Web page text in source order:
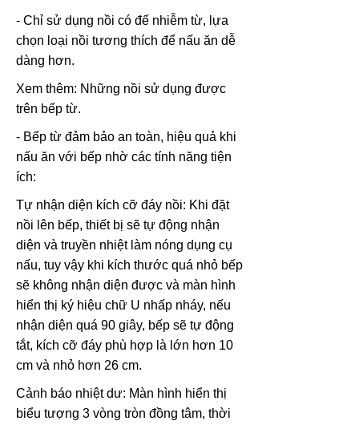
- Chỉ sử dụng nồi có đế nhiễm từ, lựa
chọn loại nồi tương thích để nấu ăn dễ
dàng hơn.
Xem thêm: Những nồi sử dụng được
trên bếp từ.
- Bếp từ đảm bảo an toàn, hiệu quả khi
nấu ăn với bếp nhờ các tính năng tiện
ích:
Tự nhận diện kích cỡ đáy nồi: Khi đặt
nồi lên bếp, thiết bị sẽ tự động nhận
diện và truyền nhiệt làm nóng dụng cụ
nấu, tuy vậy khi kích thước quá nhỏ bếp
sẽ không nhận diện được và màn hình
hiển thị ký hiệu chữ U nhấp nháy, nếu
nhận diện quá 90 giây, bếp sẽ tự động
tắt, kích cỡ đáy phù hợp là lớn hơn 10
cm và nhỏ hơn 26 cm.
Cảnh báo nhiệt dư: Màn hình hiển thị
biểu tượng 3 vòng tròn đồng tâm, thời